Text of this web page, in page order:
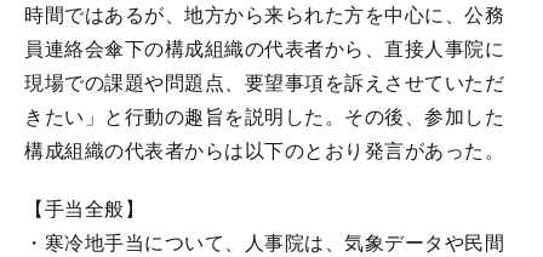
時間ではあるが、地方から来られた方を中心に、公務
員連絡会傘下の構成組織の代表者から、直接人事院に
現場での課題や問題点、要望事項を訴えさせていただ
きたい」と行動の趣旨を説明した。その後、参加した
構成組織の代表者からは以下のとおり発言があった。
【手当全般】
・寒冷地手当について、人事院は、気象データや民間